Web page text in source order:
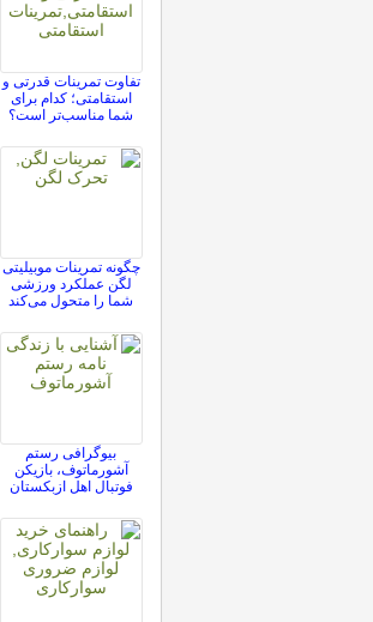
تفاوت تمرینات قدرتی و
استقامتی؛ کدام برای
شما مناسب‌تر است؟
چگونه تمرینات موبیلیتی
لگن عملکرد ورزشی
شما را متحول می‌کند
بیوگرافی رستم
آشورماتوف، بازیکن
فوتبال اهل ازبکستان